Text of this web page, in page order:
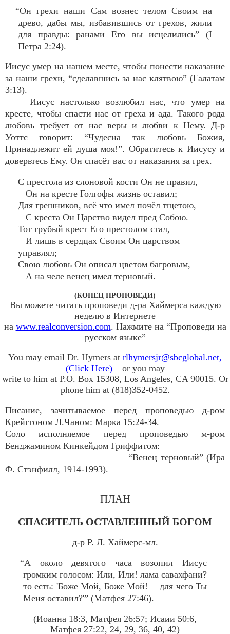
“Он грехи наши Сам вознес телом Своим на
древо, дабы мы, избавившись от грехов, жили
для правды: ранами Его вы исцелились” (I
Петра 2:24).
Иисус умер на нашем месте, чтобы понести наказание
за наши грехи, “сделавшись за нас клятвою” (Галатам
3:13).
Иисус настолько возлюбил нас, что умер на
кресте, чтобы спасти нас от греха и ада. Такого рода
любовь требует от нас веры и любви к Нему. Д-р
Уоттс говорит: “Чудесна так любовь Божия,
Принадлежит ей душа моя!”. Обратитесь к Иисусу и
доверьтесь Ему. Он спасёт вас от наказания за грех.
С престола из слоновой кости Он не правил,
Он на кресте Голгофы жизнь оставил;
Для грешников, всё что имел почёл тщетою,
С креста Он Царство видел пред Собою.
Тот грубый крест Его престолом стал,
И лишь в сердцах Своим Он царством
управлял;
Свою любовь Он описал цветом багровым,
А на челе венец имел терновый.
(КОНЕЦ ПРОПОВЕДИ)
Вы можете читать проповеди д-ра Хаймерса каждую
неделю в Интернете
на www.realconversion.com. Нажмите на “Проповеди на
русском языке”
You may email Dr. Hymers at rlhymersjr@sbcglobal.net,
(Click Here)– or you may
write to him at P.O. Box 15308, Los Angeles, CA 90015. Or
phone him at (818)352-0452.
Писание, зачитываемое перед проповедью д-ром
Крейгтоном Л.Чаном: Марка 15:24-34.
Соло исполняемое перед проповедью м-ром
Бенджамином Кинкейдом Гриффитом:
“Венец терновый” (Ира
Ф. Стэнфилл, 1914-1993).
ПЛАН
СПАСИТЕЛЬ ОСТАВЛЕННЫЙ БОГОМ
д-р Р. Л. Хаймерс-мл.
“А около девятого часа возопил Иисус
громким голосом: Или, Или! лама савахфани?
то есть: 'Боже Мой, Боже Мой!— для чего Ты
Меня оставил?'” (Матфея 27:46).
(Иоанна 18:3, Матфея 26:57; Исаии 50:6,
Матфея 27:22, 24, 29, 36, 40, 42)